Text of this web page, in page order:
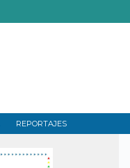
REPORTAJES